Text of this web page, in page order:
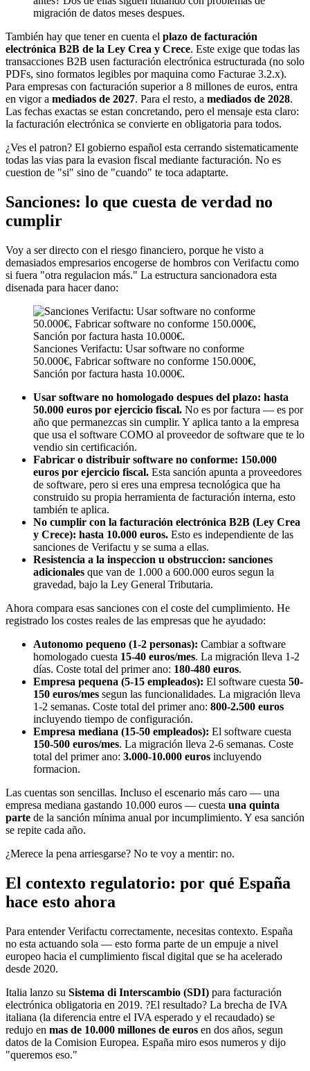
migración de datos meses despues.
También hay que tener en cuenta el plazo de facturación
electrónica B2B de la Ley Crea y Crece. Este exige que todas las
transacciones B2B usen facturación electrónica estructurada (no solo
PDFs, sino formatos legibles por maquina como Facturae 3.2.x).
Para empresas con facturación superior a 8 millones de euros, entra
en vigor a mediados de 2027. Para el resto, a mediados de 2028.
Las fechas exactas se estan concretando, pero el mensaje esta claro:
la facturación electrónica se convierte en obligatoria para todos.
¿Ves el patron? El gobierno español esta cerrando sistematicamente
todas las vias para la evasion fiscal mediante facturación. No es
cuestion de "si" sino de "cuando" te toca adaptarte.
Sanciones: lo que cuesta de verdad no
cumplir
Voy a ser directo con el riesgo financiero, porque he visto a
demasiados empresarios encogerse de hombros con Verifactu como
si fuera "otra regulacion más." La estructura sancionadora esta
disenada para hacer dano:
Sanciones Verifactu: Usar software no conforme
50.000€, Fabricar software no conforme 150.000€,
Sanción por factura hasta 10.000€.
Usar software no homologado despues del plazo: hasta
50.000 euros por ejercicio fiscal. No es por factura — es por
año que permanezcas sin cumplir. Y aplica tanto a la empresa
que usa el software COMO al proveedor de software que te lo
vendio sin certificación.
Fabricar o distribuir software no conforme: 150.000
euros por ejercicio fiscal. Esta sanción apunta a proveedores
de software, pero si eres una empresa tecnológica que ha
construido su propia herramienta de facturación interna, esto
también te aplica.
No cumplir con la facturación electrónica B2B (Ley Crea
y Crece): hasta 10.000 euros. Esto es independiente de las
sanciones de Verifactu y se suma a ellas.
Resistencia a la inspeccion u obstruccion: sanciones
adicionales que van de 1.000 a 600.000 euros segun la
gravedad, bajo la Ley General Tributaria.
Ahora compara esas sanciones con el coste del cumplimiento. He
registrado los costes reales de las empresas que he ayudado:
Autonomo pequeno (1-2 personas): Cambiar a software
homologado cuesta 15-40 euros/mes. La migración lleva 1-2
días. Coste total del primer ano: 180-480 euros.
Empresa pequena (5-15 empleados): El software cuesta 50-
150 euros/mes segun las funcionalidades. La migración lleva
1-2 semanas. Coste total del primer ano: 800-2.500 euros
incluyendo tiempo de configuración.
Empresa mediana (15-50 empleados): El software cuesta
150-500 euros/mes. La migración lleva 2-6 semanas. Coste
total del primer ano: 3.000-10.000 euros incluyendo
formacion.
Las cuentas son sencillas. Incluso el escenario más caro — una
empresa mediana gastando 10.000 euros — cuesta una quinta
parte de la sanción mínima anual por incumplimiento. Y esa sanción
se repite cada año.
¿Merece la pena arriesgarse? No te voy a mentir: no.
El contexto regulatorio: por qué España
hace esto ahora
Para entender Verifactu correctamente, necesitas contexto. España
no esta actuando sola — esto forma parte de un empuje a nivel
europeo hacia el cumplimiento fiscal digital que se ha acelerado
desde 2020.
Italia lanzo su Sistema di Interscambio (SDI) para facturación
electrónica obligatoria en 2019. ?El resultado? La brecha de IVA
italiana (la diferencia entre el IVA esperado y el recaudado) se
redujo en mas de 10.000 millones de euros en dos años, segun
datos de la Comision Europea. España miro esos numeros y dijo
"queremos eso."